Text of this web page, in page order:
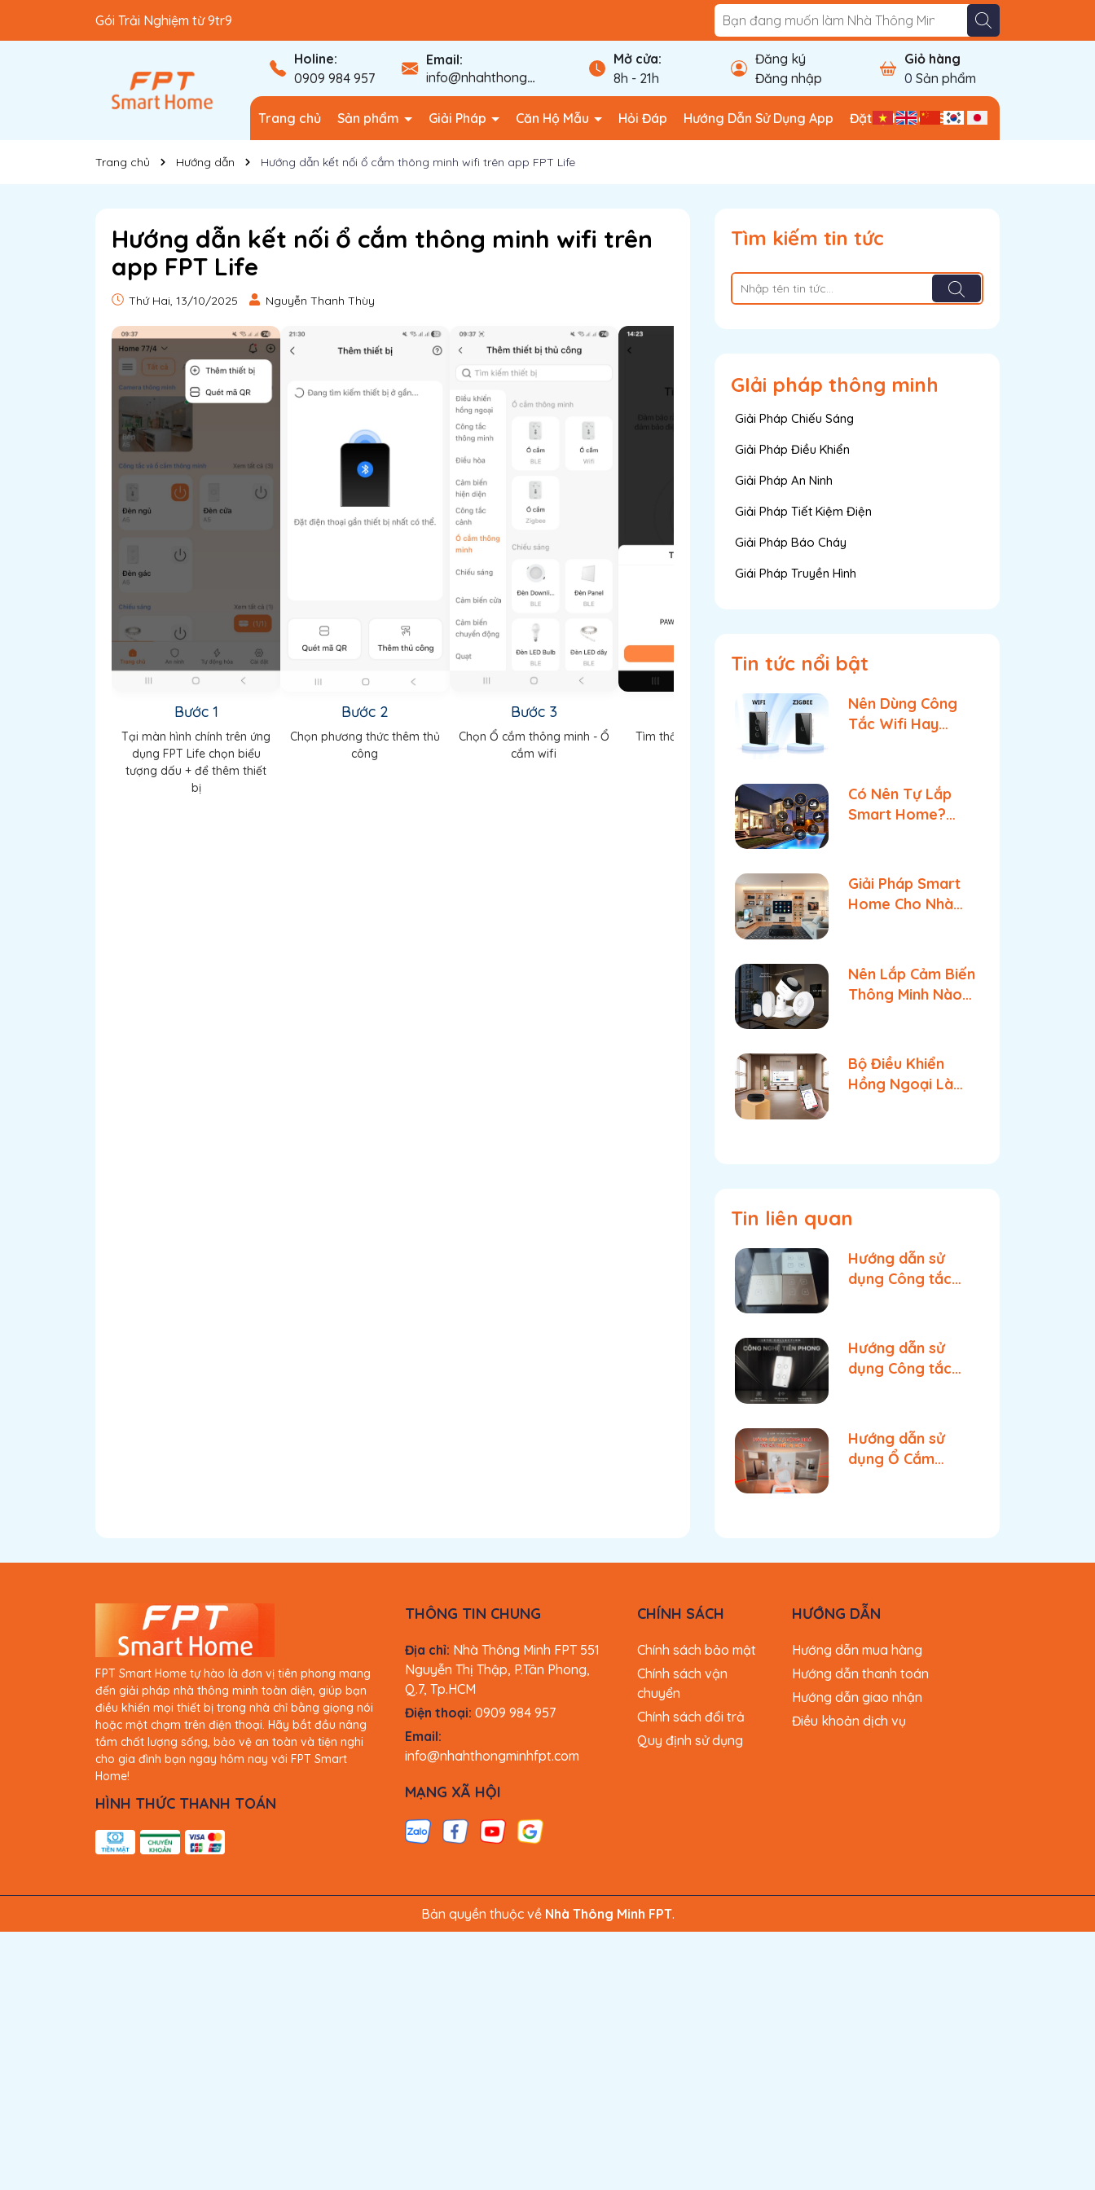
Gói Trải Nghiệm từ 9tr9
Gói Cơ Bản từ 40tr
Holine:
0909 984 957
Email:
info@nhahthongminhfpt.com
Mở cửa:
8h - 21h
Đăng ký
Đăng nhập
Giỏ hàng
0 Sản phẩm
Trang chủ Sản phẩm Giải Pháp Căn Hộ Mẫu Hỏi Đáp Hướng Dẫn Sử Dụng App Đặt Lịch Khảo Sát
Trang chủ Hướng dẫn Hướng dẫn kết nối ổ cắm thông minh wifi trên app FPT Life
Hướng dẫn kết nối ổ cắm thông minh wifi trên
app FPT Life
Thứ Hai, 13/10/2025 Nguyễn Thanh Thùy
Bước 1
Tại màn hình chính trên ứng
dụng FPT Life chọn biểu
tượng dấu + để thêm thiết
bị
Bước 2
Chọn phương thức thêm thủ
công
Bước 3
Chọn Ổ cắm thông minh - Ổ
cắm wifi
Tìm thấy thiết bị và chọn
Bước 5
Chọn wifi cần kết nối nhập
mật khẩu và chọn Kết nối
Tìm kiếm tin tức
GIải pháp thông minh
Giải Pháp Chiếu Sáng
Giải Pháp Điều Khiển
Giải Pháp An Ninh
Giải Pháp Tiết Kiệm Điện
Giải Pháp Báo Cháy
Giái Pháp Truyền Hình
Tin tức nổi bật
Nên Dùng Công
Tắc Wifi Hay
Chọn Tối Ưu
Có Nên Tự Lắp
Smart Home?
Tốt Nhất
Giải Pháp Smart
Home Cho Nhà
Bật Tắt Tối Ưu
Nên Lắp Cảm Biến
Thông Minh Nào
Bộ Điều Khiển
Hồng Ngoại Là
Tin liên quan
Hướng dẫn sử
dụng Công tắc
hoạt thông minh
Hướng dẫn sử
dụng Công tắc
năng
Hướng dẫn sử
dụng Ổ Cắm
FPT Smart Home tự hào là đơn vị tiên phong mang
đến giải pháp nhà thông minh toàn diện, giúp bạn
điều khiển mọi thiết bị trong nhà chỉ bằng giọng nói
hoặc một chạm trên điện thoại. Hãy bắt đầu nâng
tầm chất lượng sống, bảo vệ an toàn và tiện nghi
cho gia đình bạn ngay hôm nay với FPT Smart
Home!
HÌNH THỨC THANH TOÁN
THÔNG TIN CHUNG
Địa chỉ: Nhà Thông Minh FPT 551
Nguyễn Thị Thập, P.Tân Phong,
Q.7, Tp.HCM
Điện thoại: 0909 984 957
Email:
info@nhahthongminhfpt.com
MẠNG XÃ HỘI
CHÍNH SÁCH
Chính sách bảo mật
Chính sách vận
chuyển
Chính sách đổi trả
Quy định sử dụng
HƯỚNG DẪN
Hướng dẫn mua hàng
Hướng dẫn thanh toán
Hướng dẫn giao nhận
Điều khoản dịch vụ
Bản quyền thuộc về Nhà Thông Minh FPT.